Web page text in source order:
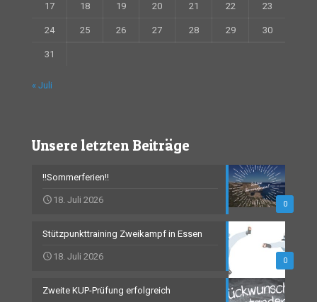
17 18 19 20 21 22 23
24 25 26 27 28 29 30
31
« Juli
Unsere letzten Beiträge
0
!!Sommerferien!!
18. Juli 2026
0
Stützpunkttraining Zweikampf in Essen
18. Juli 2026
Zweite KUP-Prüfung erfolgreich